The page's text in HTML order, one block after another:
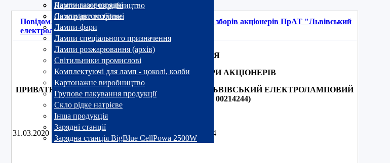
Лампи газорозрядні
Лампи автомобільні
Лампи-фари
Лампи спеціального призначення
Лампи розжарювання (архів)
Світильники промислові
Комплектуючі для ламп - цоколі, колби
Картонажне виробництво
Групове пакування продукції
Скло рідке натрієве
Інша продукція
Зарядні станції
Зарядна станція BigBlue CellPowa 2500W
Картонажне виробництво
Скло рідке натрієве
Повідомлення про результати проведення Загальних зборів акціонерів ПрАТ "Львівський
електроламповий завод "Іскра"
ПОВІДОМЛЕННЯ
ПРО ЧЕРГОВІ ЗАГАЛЬНІ ЗБОРИ АКЦІОНЕРІВ
ПРИВАТНОГО АКЦІОНЕРНОГО ТОВАРИСТВА «ЛЬВІВСЬКИЙ ЕЛЕКТРОЛАМПОВИЙ
ЗАВОД «ІСКРА» (ЄДРПО 00214244)
31.03.2020 року м. Львів, 79066, вул. Вулецька, 14